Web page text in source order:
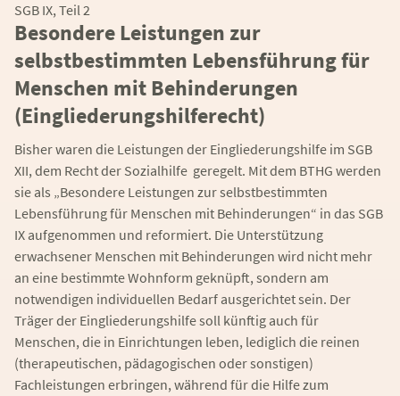
SGB IX, Teil 2
Besondere Leistungen zur
selbstbestimmten Lebensführung für
Menschen mit Behinderungen
(Eingliederungshilferecht)
Bisher waren die Leistungen der Eingliederungshilfe im SGB
XII, dem Recht der Sozialhilfe geregelt. Mit dem BTHG werden
sie als „Besondere Leistungen zur selbstbestimmten
Lebensführung für Menschen mit Behinderungen“ in das SGB
IX aufgenommen und reformiert. Die Unterstützung
erwachsener Menschen mit Behinderungen wird nicht mehr
an eine bestimmte Wohnform geknüpft, sondern am
notwendigen individuellen Bedarf ausgerichtet sein. Der
Träger der Eingliederungshilfe soll künftig auch für
Menschen, die in Einrichtungen leben, lediglich die reinen
(therapeutischen, pädagogischen oder sonstigen)
Fachleistungen erbringen, während für die Hilfe zum